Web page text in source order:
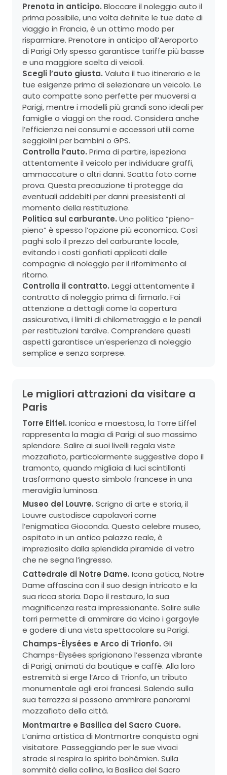
Prenota in anticipo. Bloccare il noleggio auto il
prima possibile, una volta definite le tue date di
viaggio in Francia, è un ottimo modo per
risparmiare. Prenotare in anticipo all’Aeroporto
di Parigi Orly spesso garantisce tariffe più basse
e una maggiore scelta di veicoli.
Scegli l’auto giusta. Valuta il tuo itinerario e le
tue esigenze prima di selezionare un veicolo. Le
auto compatte sono perfette per muoversi a
Parigi, mentre i modelli più grandi sono ideali per
famiglie o viaggi on the road. Considera anche
l’efficienza nei consumi e accessori utili come
seggiolini per bambini o GPS.
Controlla l’auto. Prima di partire, ispeziona
attentamente il veicolo per individuare graffi,
ammaccature o altri danni. Scatta foto come
prova. Questa precauzione ti protegge da
eventuali addebiti per danni preesistenti al
momento della restituzione.
Politica sul carburante. Una politica “pieno-
pieno” è spesso l’opzione più economica. Così
paghi solo il prezzo del carburante locale,
evitando i costi gonfiati applicati dalle
compagnie di noleggio per il rifornimento al
ritorno.
Controlla il contratto. Leggi attentamente il
contratto di noleggio prima di firmarlo. Fai
attenzione a dettagli come la copertura
assicurativa, i limiti di chilometraggio e le penali
per restituzioni tardive. Comprendere questi
aspetti garantisce un’esperienza di noleggio
semplice e senza sorprese.
Le migliori attrazioni da visitare a
Paris
Torre Eiffel. Iconica e maestosa, la Torre Eiffel
rappresenta la magia di Parigi al suo massimo
splendore. Salire ai suoi livelli regala viste
mozzafiato, particolarmente suggestive dopo il
tramonto, quando migliaia di luci scintillanti
trasformano questo simbolo francese in una
meraviglia luminosa.
Museo del Louvre. Scrigno di arte e storia, il
Louvre custodisce capolavori come
l’enigmatica Gioconda. Questo celebre museo,
ospitato in un antico palazzo reale, è
impreziosito dalla splendida piramide di vetro
che ne segna l’ingresso.
Cattedrale di Notre Dame. Icona gotica, Notre
Dame affascina con il suo design intricato e la
sua ricca storia. Dopo il restauro, la sua
magnificenza resta impressionante. Salire sulle
torri permette di ammirare da vicino i gargoyle
e godere di una vista spettacolare su Parigi.
Champs-Élysées e Arco di Trionfo. Gli
Champs-Élysées sprigionano l’essenza vibrante
di Parigi, animati da boutique e caffè. Alla loro
estremità si erge l’Arco di Trionfo, un tributo
monumentale agli eroi francesi. Salendo sulla
sua terrazza si possono ammirare panorami
mozzafiato della città.
Montmartre e Basilica del Sacro Cuore.
L’anima artistica di Montmartre conquista ogni
visitatore. Passeggiando per le sue vivaci
strade si respira lo spirito bohémien. Sulla
sommità della collina, la Basilica del Sacro